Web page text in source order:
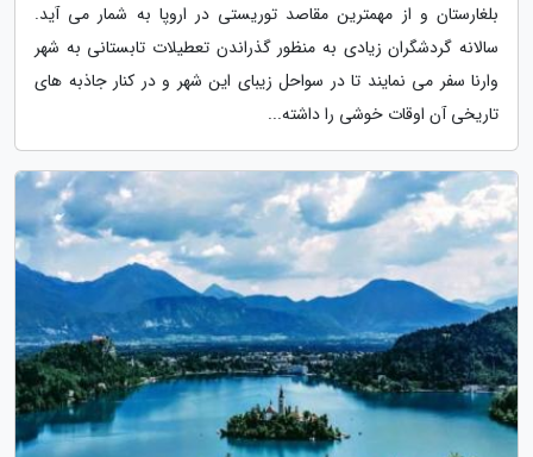
بلغارستان و از مهمترین مقاصد توریستی در اروپا به شمار می آید.
سالانه گردشگران زیادی به منظور گذراندن تعطیلات تابستانی به شهر
وارنا سفر می نمایند تا در سواحل زیبای این شهر و در کنار جاذبه های
تاریخی آن اوقات خوشی را داشته...